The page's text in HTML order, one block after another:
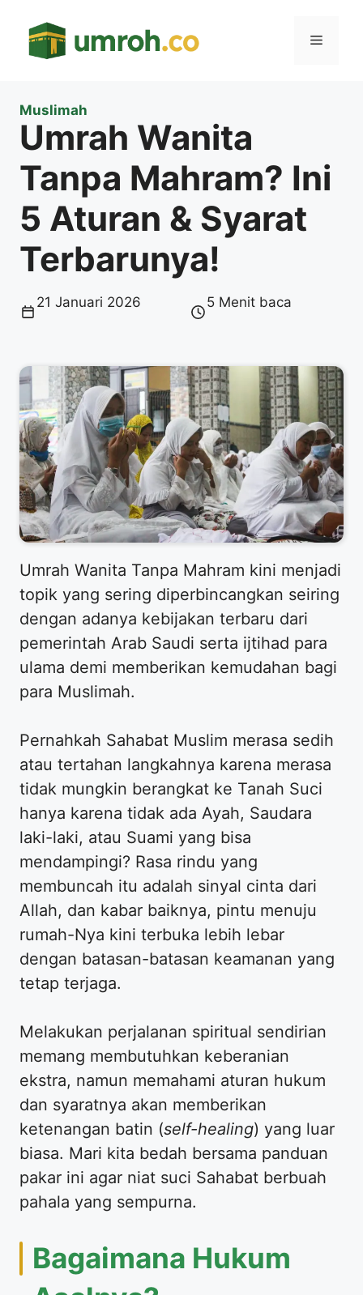
Menu
Muslimah
Umrah Wanita
Tanpa Mahram? Ini
5 Aturan & Syarat
Terbarunya!
21 Januari 2026 5 Menit baca
​Umrah Wanita Tanpa Mahram kini menjadi
topik yang sering diperbincangkan seiring
dengan adanya kebijakan terbaru dari
pemerintah Arab Saudi serta ijtihad para
ulama demi memberikan kemudahan bagi
para Muslimah.
Pernahkah Sahabat Muslim merasa sedih
atau tertahan langkahnya karena merasa
tidak mungkin berangkat ke Tanah Suci
hanya karena tidak ada Ayah, Saudara
laki-laki, atau Suami yang bisa
mendampingi? Rasa rindu yang
membuncah itu adalah sinyal cinta dari
Allah, dan kabar baiknya, pintu menuju
rumah-Nya kini terbuka lebih lebar
dengan batasan-batasan keamanan yang
tetap terjaga.
​Melakukan perjalanan spiritual sendirian
memang membutuhkan keberanian
ekstra, namun memahami aturan hukum
dan syaratnya akan memberikan
ketenangan batin (self-healing) yang luar
biasa. Mari kita bedah bersama panduan
pakar ini agar niat suci Sahabat berbuah
pahala yang sempurna.
​Bagaimana Hukum